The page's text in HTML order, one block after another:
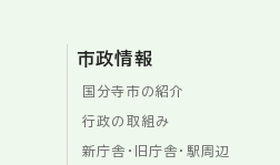
市政情報
国分寺市の紹介
行政の取組み
新庁舎・旧庁舎・駅周辺